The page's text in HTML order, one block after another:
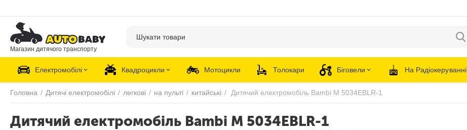
Магазин дитячого транспорту
Електромобілі Квадроцикли Мотоцикли Толокари Біговели На Радіокеруванні
Головна / Дитячі електромобілі / легкові / на пульті / китайські / Дитячий електромобіль Bambi M 5034EBLR-1
Дитячий електромобіль Bambi M 5034EBLR-1